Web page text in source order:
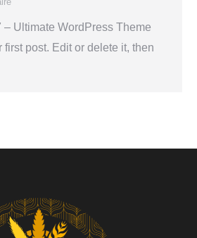
– Ultimate WordPress Theme
first post. Edit or delete it, then